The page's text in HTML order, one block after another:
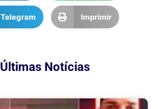
Telegram Imprimir
Últimas Notícias